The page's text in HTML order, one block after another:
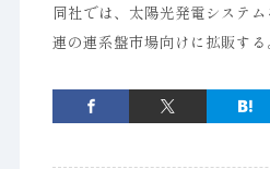
同社では、太陽光発電システ
連の連系盤市場向けに拡販する